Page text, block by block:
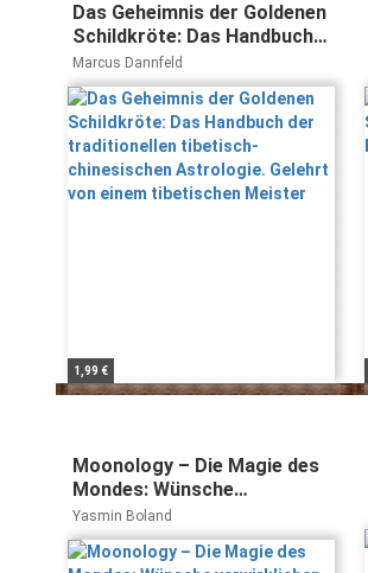
Das Geheimnis der Goldenen
Schildkröte: Das Handbuch
der traditionellen tibetisch-
chinesischen Astrologie.
Gelehrt von einem
tibetischen Meister
Marcus Dannfeld
1,99 €
Moonology – Die Magie des
Mondes: Wünsche
verwirklichen und erfüllter
leben mit der Kraft der
Mondphasen
Yasmin Boland